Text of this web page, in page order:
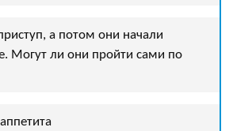
а потом они начали
Могут ли они пройти сами по